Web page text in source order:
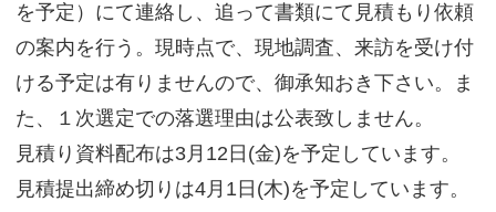
を予定）にて連絡し、追って書類にて見積もり依頼
の案内を行う。現時点で、現地調査、来訪を受け付
ける予定は有りませんので、御承知おき下さい。ま
た、１次選定での落選理由は公表致しません。
見積り資料配布は3月12日(金)を予定しています。
見積提出締め切りは4月1日(木)を予定しています。